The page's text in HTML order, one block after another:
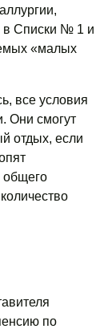
в Списки № 1 и
«малых
все условия
Они смогут
отдых, если
общего
по